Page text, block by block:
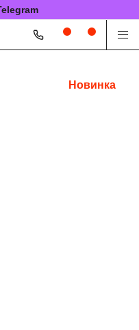
Новинка